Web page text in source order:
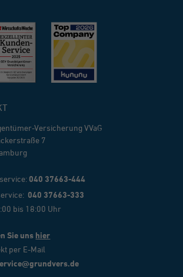
Versicherung VVaG
7
040 37663-444
040 37663-333
bis 18:00 Uhr
Sie uns hier
per E-Mail